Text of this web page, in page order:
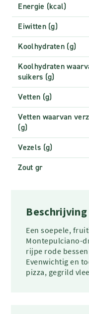
Energie (kcal)
Eiwitten (g)
Koolhydraten (g)
Koolhydraten
suikers (g)
Vetten (g)
Vetten waarvan
(g)
Vezels (g)
Zout gr
Beschrijving
Een soepele,
Montepulciano-
rijpe rode
Evenwichtig en
pizza, gegrild